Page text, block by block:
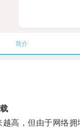
简介
，但由于网络拥